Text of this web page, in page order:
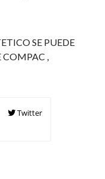
SE PUEDE
COMPAC ,
Twitter